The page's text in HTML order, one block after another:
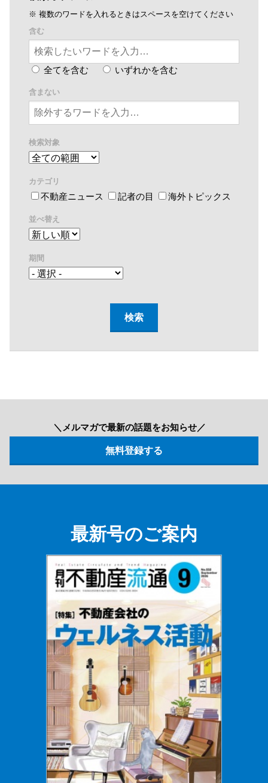
※ 複数のワードを入れるときはスペースを空けてください
含む
全てを含む いずれかを含む
含まない
検索対象
カテゴリ
不動産ニュース 記者の目 海外トピックス
並べ替え
期間
＼メルマガで最新の話題をお知らせ／
最新号のご案内